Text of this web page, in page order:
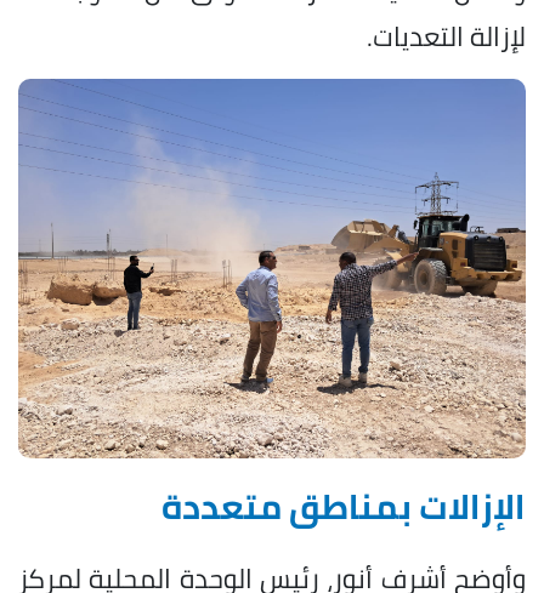
لإزالة التعديات.
الإزالات بمناطق متعددة
وأوضح أشرف أنور، رئيس الوحدة المحلية لمركز